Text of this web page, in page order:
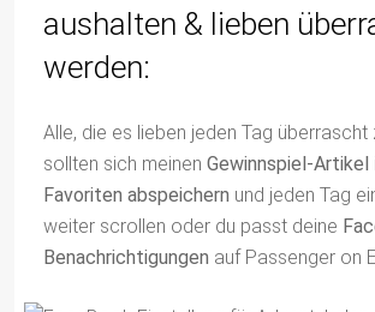
aushalten & lieben
werden:
Alle, die es lieben jeden Tag überrascht
sollten sich meinen Gewinnspiel-Artikel
Favoriten abspeichern und jeden Tag
weiter scrollen oder du passt deine
Benachrichtigungen auf Passenger on